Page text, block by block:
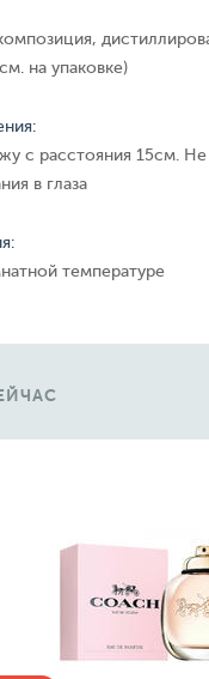
на упаковке)
с расстояния 15см.
в глаза
температуре